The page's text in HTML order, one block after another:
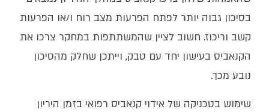
בסיכון גבוה יותר לפתח הפרעות מצב רוח ו/או הפרעות
קשב וריכוז. חשוב לציין שהמשתתפות במחקר צרכו את
הקנאביס בעישון יחד עם טבק, וייתכן שחלק מהסיכון
נובע מכך.
שימוש בטכניקה של אידוי קנאביס רפואי בזמן היריון